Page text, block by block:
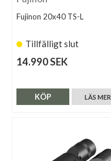
Fujinon 20x40 TS-L
Tillfälligt slut
14.990 SEK
LÄS MER
KÖP